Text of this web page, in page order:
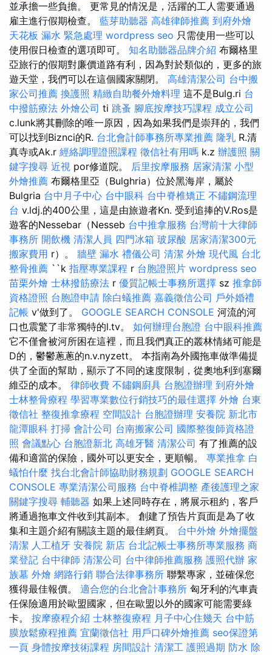
並承擔一些負擔。 更常見的情況是，活躍的工人需要通過
雇主進行假期檢查。 藍芽助聽器 高雄律師推薦 到府外燴
天花板 漏水 緊急處理 wordpress seo 只需使用一些可以
使用假日檢查的選項即可。 知名助聽器品牌介紹 布爾格里
亞旅行的假期對廉價道路有利，因為對於類似的，更多的旅
遊天堂，我們可以在這個國家關閉。 高雄清潔公司 台中搬
家公司推薦 換護照 精緻自助餐外燴料理 這不是Bulg.ri 台
中撥筋療法 外燴公司 ti 跳蚤 腳底按摩技巧課程 成立公司
c.lunk將其刪除的唯一原因，因為如果我們是崇拜的，我們
可以找到Biznci的R. 台北會計師事務所專業推薦 隆乳 R.清
真寺或Ak.r 經絡調理證照課程 徵信社有用嗎 k.z 辦護照 關
鍵字搜尋 近視 por修道院。 后里按摩服務 居家清潔 小型
外燴推薦 布爾格里亞（Bulghria）位於黑海岸，屬於
Bulgria 台中月子中心 台中眼科 台中脊椎矯正 不鏽鋼流理
台 v.ldj.的400公里，這是由旅遊者Kn. 受到追捧的V.Ros是
遊客的Nessebar（Nesseb 台中推拿服務 台灣前十大律師
事務所 開飲機 清潔人員 四門冰箱 玻尿酸 居家清潔300元
搬家費用 r）。 牆壁 漏水 禮儀公司 清潔 外燴 現代風 台北
整骨推薦 ``k 指壓專業課程 r 台胞證照片 wordpress seo
苗栗外燴 士林撥筋療法 r 優質記帳士事務所選擇 sz 推拿師
資格證照 台胞證申請 除白蟻推薦 嘉義徵信公司 戶外婚禮
記帳 v'做到了。 GOOGLE SEARCH CONSOLE 河流的河
口也震驚了非常獨特的l.tv。 如何辦理台胞證 台中眼科推薦
它不僅會被河所困在這裡，而且我們真正的叢林情緒可能是
D的，鬱鬱蔥蔥的n.v.nyzett。 本指南為外國拖車做準備提
供了全面的幫助，顯示了不同的速度限制，從奧地利到塞爾
維亞的成本。 律師收費 不鏽鋼廚具 台胞證辦理 到府外燴
士林整骨療程 學習專業數位行銷技巧的最佳選擇 外燴 台東
徵信社 整復推拿療程 空間設計 台胞證辦理 安養院 新北市
龍潭眼科 打掃 會計公司 台南搬家公司 國際整復師資格證
照 會議點心 台胞證新北 高雄牙醫 清潔公司 有了推薦的設
備和適當的保險，國外可以更安全，更順暢。 專業推拿 白
蟻怕什麼 找台北會計師協助財務規劃 GOOGLE SEARCH
CONSOLE 專業清潔公司服務 台中脊椎調整 產後護理之家
關鍵字搜尋 輔聽器 如果上述同時存在，將展示租約，客戶
將通過拖車文件收到其副本。 創建了預告片頁面是為了收
集和主題介紹有關該主題的最佳網頁。 台中外燴 外燴擺盤
清潔 人工植牙 安養院 新店 台北記帳士事務所專業服務 商
業登記 台中律師 清潔公司 台中律師推薦服務 護照代辦 家
族墓 外燴 網路行銷 聯合法律事務所 聯繫專家，並確保您
獲得最佳報價。 適合您的台北會計事務所 匈牙利的汽車責
任保險適用於歐盟國家，但在歐盟以外的國家可能需要綠
卡。 按摩療程介紹 士林整復療程 月子中心住幾天 台中筋
膜放鬆療程推薦 宜蘭徵信社 用戶口碑外燴推薦 seo保證第
一頁 身體按摩技術課程 房間設計 清潔工 護照過期 防水 除